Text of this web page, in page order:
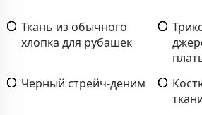
Ткань из обычного
хлопка для рубашек
Черный стрейч-деним